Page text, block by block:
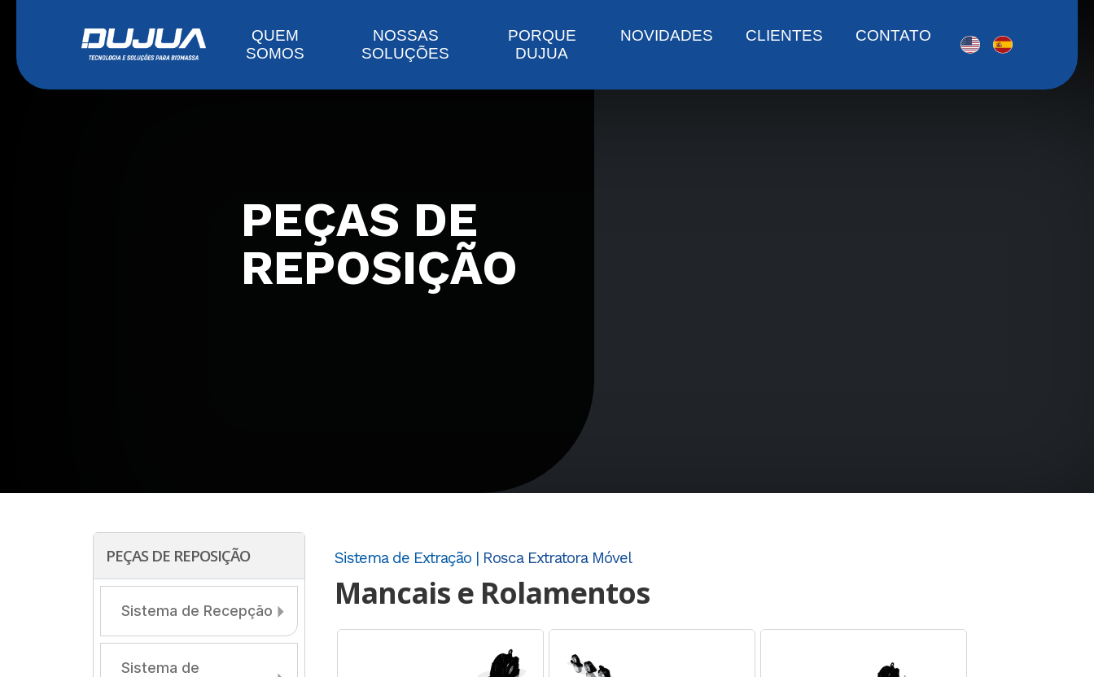
QUEM
SOMOS
NOSSAS
SOLUÇÕES
PORQUE
DUJUA
NOVIDADES CLIENTES CONTATO
PEÇAS DE
REPOSIÇÃO
PEÇAS DE REPOSIÇÃO
Sistema de Recepção
Sistema de
Sistema de Extração | Rosca Extratora Móvel
Mancais e Rolamentos